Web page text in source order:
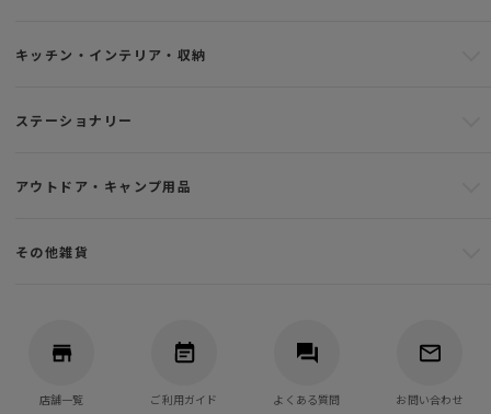
キッチン・インテリア・収納
ステーショナリー
アウトドア・キャンプ用品
その他雑貨
店舗一覧 ご利用ガイド よくある質問 お問い合わせ